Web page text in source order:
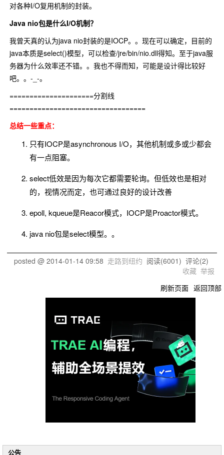
对各种I/O复用机制的封装。
Java nio包是什么I/O机制？
我曾天真的认为java nio封装的是IOCP。。现在可以确定，目前的
java本质是select()模型，可以检查/jre/bin/nio.dll得知。至于java服
务器为什么效率还不错。。我也不得而知，可能是设计得比较好
吧。。-_-。
=====================分割线
==================================
总结一些重点：
只有IOCP是asynchronous I/O，其他机制或多或少都会
有一点阻塞。
select低效是因为每次它都需要轮询。但低效也是相对
的，视情况而定，也可通过良好的设计改善
epoll, kqueue是Reacor模式，IOCP是Proactor模式。
java nio包是select模型。。
posted @ 2014-01-14 09:58 走路到纽约 阅读(6001) 评论(2)
收藏 举报
刷新页面 返回顶部
公告